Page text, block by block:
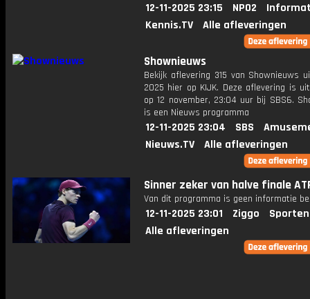
12-11-2025 23:15 NPO2
Kennis.TV
Alle afleveringen
Shownieuws
Bekijk aflevering 315 van Shownieuws
2025 hier op KIJK. Deze aflevering is
op 12 november, 23:04 uur bij SBS6.
is een Nieuws programma
12-11-2025 23:04 SBS
Nieuws.TV
Alle afleveringen
Sinner zeker van halve finale
Van dit programma is geen informatie
12-11-2025 23:01 Ziggo
Alle afleveringen